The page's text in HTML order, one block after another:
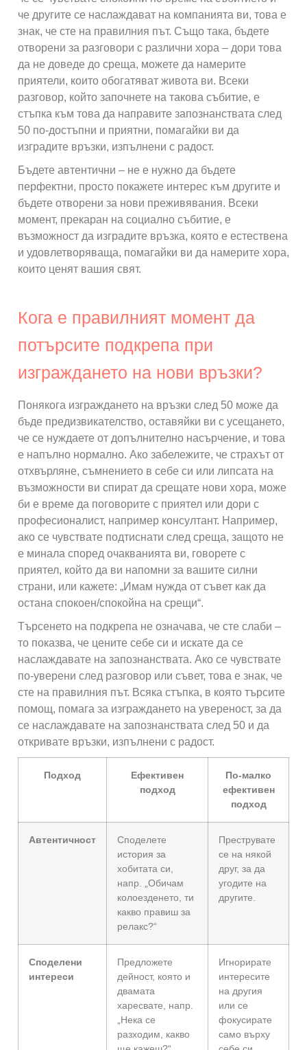
че другите се наслаждават на компанията ви, това е
знак, че сте на правилния път. Също така, бъдете
отворени за разговори с различни хора – дори това
да не доведе до среща, можете да намерите
приятели, които обогатяват живота ви. Всеки
разговор, който започнете на такова събитие, е
стъпка към това да направите запознанствата след
50 по-достъпни и приятни, помагайки ви да
изградите връзки, изпълнени с радост.
Бъдете автентични – не е нужно да бъдете
перфектни, просто покажете интерес към другите и
бъдете отворени за нови преживявания. Всеки
момент, прекаран на социално събитие, е
възможност да изградите връзка, която е естествена
и удовлетворяваща, помагайки ви да намерите хора,
които ценят вашия свят.
Кога е правилният момент да
потърсите подкрепа при
изграждането на нови връзки?
Понякога изграждането на връзки след 50 може да
бъде предизвикателство, оставяйки ви с усещането,
че се нуждаете от допълнително насърчение, и това
е напълно нормално. Ако забележите, че страхът от
отхвърляне, съмнението в себе си или липсата на
възможности ви спират да срещате нови хора, може
би е време да поговорите с приятел или дори с
професионалист, например консултант. Например,
ако се чувствате подтиснати след среща, защото не
е минала според очакванията ви, говорете с
приятел, който да ви напомни за вашите силни
страни, или кажете: „Имам нужда от съвет как да
остана спокоен/спокойна на срещи“.
Търсенето на подкрепа не означава, че сте слаби –
то показва, че цените себе си и искате да се
наслаждавате на запознанствата. Ако се чувствате
по-уверени след разговор или съвет, това е знак, че
сте на правилния път. Всяка стъпка, в която търсите
помощ, помага за изграждането на увереност, за да
се наслаждавате на запознанствата след 50 и да
откривате връзки, изпълнени с радост.
Подход
Ефективен
подход
По-малко
ефективен
подход
Автентичност
Споделете
история за
хобитата си,
напр. „Обичам
колоезденето, ти
какво правиш за
релакс?“
Преструвате
се на някой
друг, за да
угодите на
другите.
Споделени
интереси
Предложете
дейност, която и
двамата
харесвате, напр.
„Нека се
разходим, какво
Игнорирате
интересите
на другия
или се
фокусирате
само върху